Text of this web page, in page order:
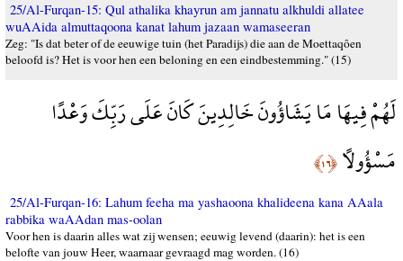
25/Al-Furqan-15: Qul athalika khayrun am jannatu alkhuldi allatee
wuAAida almuttaqoona kanat lahum jazaan wamaseeran
Zeg: "Is dat beter of de eeuwige tuin (het Paradijs) die aan de Moettaqôen
beloofd is? Het is voor hen een beloning en een eindbestemming." (15)
لَهُمْ فِيهَا مَا يَشَاؤُونَ خَالِدِينَ كَانَ عَلَى رَبِّكَ وَعْدًا
مَسْؤُولًا﴿١٦﴾
25/Al-Furqan-16: Lahum feeha ma yashaoona khalideena kana AAala
rabbika waAAdan mas-oolan
Voor hen is daarin alles wat zij wensen; eeuwig levend (daarin): het is een
belofte van jouw Heer, waarnaar gevraagd mag worden. (16)